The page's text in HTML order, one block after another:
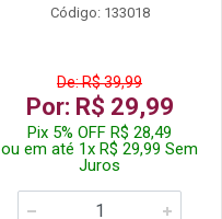
Código: 133018
De: R$ 39,99
Por: R$ 29,99
Pix 5% OFF R$ 28,49
ou em até 1x R$ 29,99 Sem
Juros